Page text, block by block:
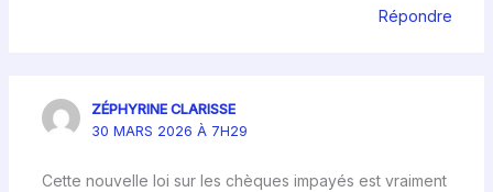
Répondre
ZÉPHYRINE CLARISSE
30 MARS 2026 À 7H29
Cette nouvelle loi sur les chèques impayés est vraiment